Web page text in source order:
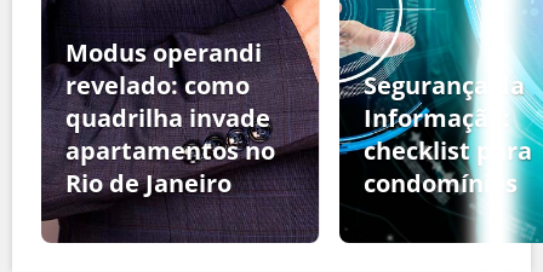
Modus operandi
revelado: como
quadrilha invade
apartamentos no
Rio de Janeiro
Segurança da
Informação:
checklist para
condomínios